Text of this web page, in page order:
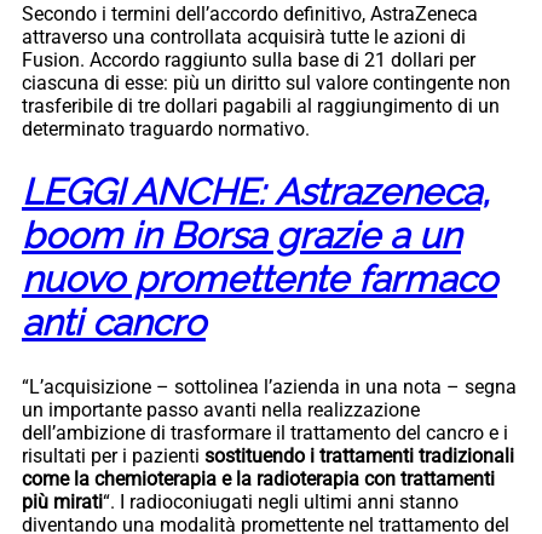
Secondo i termini dell’accordo definitivo, AstraZeneca
attraverso una controllata acquisirà tutte le azioni di
Fusion. Accordo raggiunto sulla base di 21 dollari per
ciascuna di esse: più un diritto sul valore contingente non
trasferibile di tre dollari pagabili al raggiungimento di un
determinato traguardo normativo.
LEGGI ANCHE: Astrazeneca,
boom in Borsa grazie a un
nuovo promettente farmaco
anti cancro
“L’acquisizione – sottolinea l’azienda in una nota – segna
un importante passo avanti nella realizzazione
dell’ambizione di trasformare il trattamento del cancro e i
risultati per i pazienti sostituendo i trattamenti tradizionali
come la chemioterapia e la radioterapia con trattamenti
più mirati“. I radioconiugati negli ultimi anni stanno
diventando una modalità promettente nel trattamento del